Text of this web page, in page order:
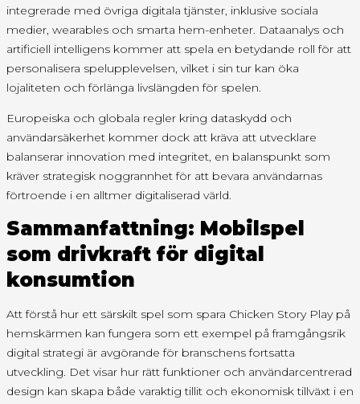
integrerade med övriga digitala tjänster, inklusive sociala
medier, wearables och smarta hem-enheter. Dataanalys och
artificiell intelligens kommer att spela en betydande roll för att
personalisera spelupplevelsen, vilket i sin tur kan öka
lojaliteten och förlänga livslängden för spelen.
Europeiska och globala regler kring dataskydd och
användarsäkerhet kommer dock att kräva att utvecklare
balanserar innovation med integritet, en balanspunkt som
kräver strategisk noggrannhet för att bevara användarnas
förtroende i en alltmer digitaliserad värld.
Sammanfattning: Mobilspel
som drivkraft för digital
konsumtion
Att förstå hur ett särskilt spel som spara Chicken Story Play på
hemskärmen kan fungera som ett exempel på framgångsrik
digital strategi är avgörande för branschens fortsatta
utveckling. Det visar hur rätt funktioner och användarcentrerad
design kan skapa både varaktig tillit och ekonomisk tillväxt i en